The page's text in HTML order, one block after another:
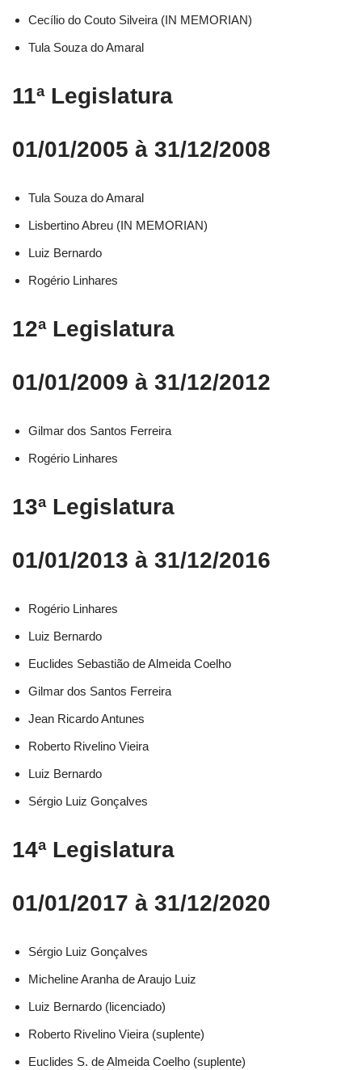
Cecílio do Couto Silveira (IN MEMORIAN)
Tula Souza do Amaral
11ª Legislatura
01/01/2005 à 31/12/2008
Tula Souza do Amaral
Lisbertino Abreu (IN MEMORIAN)
Luiz Bernardo
Rogério Linhares
12ª Legislatura
01/01/2009 à 31/12/2012
Gilmar dos Santos Ferreira
Rogério Linhares
13ª Legislatura
01/01/2013 à 31/12/2016
Rogério Linhares​
Luiz Bernardo​
Euclides Sebastião de Almeida Coelho​
Gilmar dos Santos Ferreira​
Jean Ricardo Antunes​
Roberto Rivelino Vieira​
Luiz Bernardo​
Sérgio Luiz Gonçalves​
14ª Legislatura
01/01/2017 à 31/12/2020
Sérgio Luiz Gonçalves​
Micheline Aranha de Araujo Luiz​
Luiz Bernardo (licenciado)​
Roberto Rivelino Vieira (suplente)​
Euclides S. de Almeida Coelho (suplente)​